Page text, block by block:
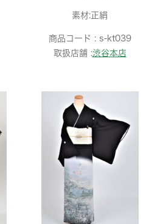
素材:正絹
商品コード : s-kt039
取扱店舗 :渋谷本店